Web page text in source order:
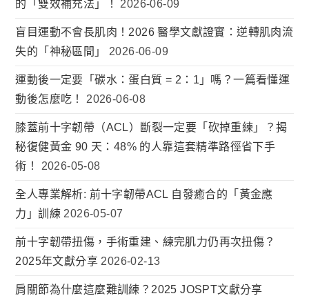
的「雙效補充法」！
2026-06-09
盲目運動不會長肌肉！2026 醫學文獻證實：逆轉肌肉流
失的「神秘區間」
2026-06-09
運動後一定要「碳水：蛋白質 = 2：1」嗎？一篇看懂運
動後怎麼吃！
2026-06-08
膝蓋前十字韌帶（ACL）斷裂一定要「砍掉重練」？揭
秘復健黃金 90 天：48% 的人靠這套精準路徑省下手
術！
2026-05-08
全人專業解析: 前十字韌帶ACL 自發癒合的「黃金應
力」訓練 2026-05-07
前十字韌帶扭傷，手術重建、練完肌力仍再次扭傷？
2025年文獻分享 2026-02-13
肩關節為什麼這麼難訓練？2025 JOSPT文獻分享